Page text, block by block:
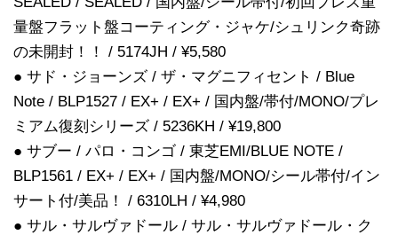
量盤フラット盤コーティング・ジャケ/シュリンク奇跡
の未開封！！ / 5174JH / ¥5,580
● サド・ジョーンズ / ザ・マグニフィセント / Blue
Note / BLP1527 / EX+ / EX+ / 国内盤/帯付/MONO/プレ
ミアム復刻シリーズ / 5236KH / ¥19,800
● サブー / パロ・コンゴ / 東芝EMI/BLUE NOTE /
BLP1561 / EX+ / EX+ / 国内盤/MONO/シール帯付/イン
サート付/美品！ / 6310LH / ¥4,980
● サル・サルヴァドール / サル・サルヴァドール・ク